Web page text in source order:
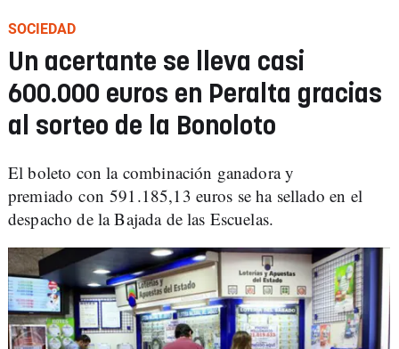
SOCIEDAD
Un acertante se lleva casi
600.000 euros en Peralta gracias
al sorteo de la Bonoloto
El boleto con la combinación ganadora y
premiado con 591.185,13 euros se ha sellado en el
despacho de la Bajada de las Escuelas.